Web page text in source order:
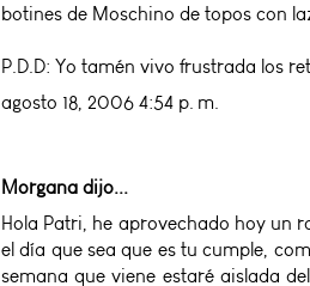
botines de Moschino de topos con
P.D.D: Yo tamén vivo frustrada los
agosto 18, 2006 4:54 p. m.
Morgana dijo...
Hola Patri, he aprovechado hoy un
el día que sea que es tu cumple,
semana que viene estaré aislada